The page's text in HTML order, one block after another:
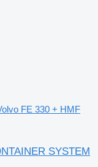
FE 330 + HMF
SYSTEM